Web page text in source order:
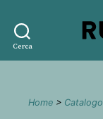
Cerca
Home > Catalogo